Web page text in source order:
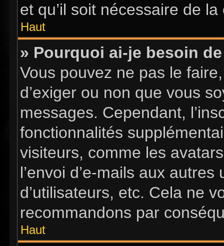
et qu’il soit nécessaire de la
Haut
» Pourquoi ai-je besoin
Vous pouvez ne pas le
d’exiger ou non que vous
messages. Cependant,
fonctionnalités
visiteurs, comme les
l’envoi d’e-mails aux
d’utilisateurs, etc. Cela ne
recommandons par
Haut